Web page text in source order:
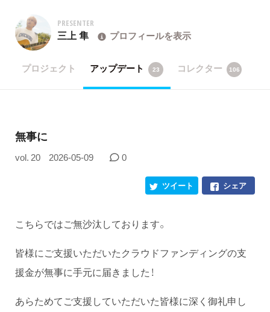
PRESENTER
三上 隼 プロフィールを表示
プロジェクト アップデート 23 コレクター 106
無事に
vol. 20 2026-05-09 0
シェア
ツイート
こちらではご無沙汰しております。
皆様にご支援いただいたクラウドファンディングの支
援金が無事に手元に届きました！
あらためてご支援していただいた皆様に深く御礼申し